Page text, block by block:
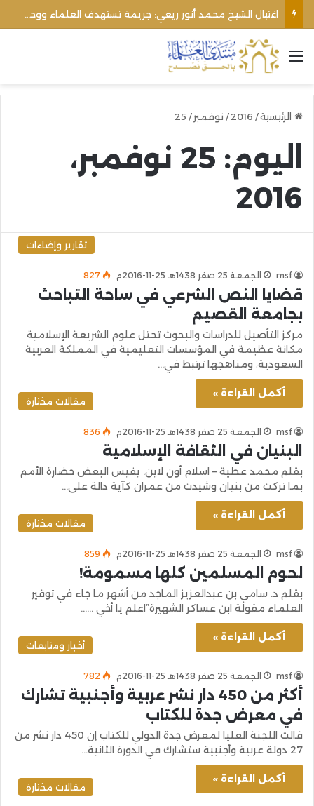
القائمة
الرئيسية/
2016
/ نوفمبر /
25
اليوم:
25 نوفمبر،
2016
تقارير وإضاءات
msf الجمعة 25 صفر 1438هـ 25-11-2016م 827
قضايا النص الشرعي في ساحة التباحث
بجامعة القصيم
مركز التأصيل للدراسات والبحوث تحتل علوم الشريعة الإسلامية
مكانة عظيمة في المؤسسات التعليمية في المملكة العربية
السعودية، ومناهجها ترتبط في…
أكمل القراءة »
مقالات مختارة
msf الجمعة 25 صفر 1438هـ 25-11-2016م 836
البنيان في الثقافة الإسلامية
بقلم محمد عطية – اسلام أون لاين. يقيس البعض حضارة الأمم
بما تركت من بنيان وشيدت من عمران كآية دالة على…
أكمل القراءة »
مقالات مختارة
msf الجمعة 25 صفر 1438هـ 25-11-2016م 859
لحوم المسلمين كلها مسمومة!
بقلم د. سامي بن عبدالعزيز الماجد من أشهر ما جاء في توقير
العلماء مقولة ابن عساكر الشهيرة”اعلم يا أخي ……
أكمل القراءة »
أخبار ومتابعات
msf الجمعة 25 صفر 1438هـ 25-11-2016م 782
أكثر من 450 دار نشر عربية وأجنبية تشارك
في معرض جدة للكتاب
قالت اللجنة العليا لمعرض جدة الدولي للكتاب إن 450 دار نشر من
27 دولة عربية وأجنبية ستشارك في الدورة الثانية…
أكمل القراءة »
مقالات مختارة